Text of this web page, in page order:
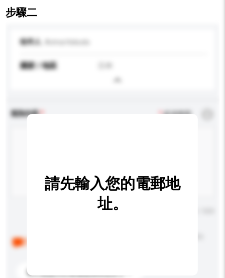
步驟二
收件人
國家 / 地區
查詢內容 *必須填寫
你們能提供的最優惠價格是多少？
請先輸入您的電郵地
址。